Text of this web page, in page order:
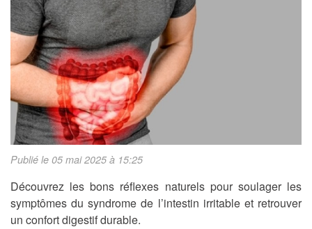
Publié le 05 mai 2025 à 15:25
Découvrez les bons réflexes naturels pour soulager les
symptômes du syndrome de l’intestin irritable et retrouver
un confort digestif durable.